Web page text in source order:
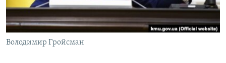
ВІДЕОУРОКИ «ELIFBE»
СВІДЧЕННЯ ОКУПАЦІЇ
УКРАЇНСЬКА ПРОБЛЕМА КРИМУ
Русский
Qırımtatar
Володимир Гройсман